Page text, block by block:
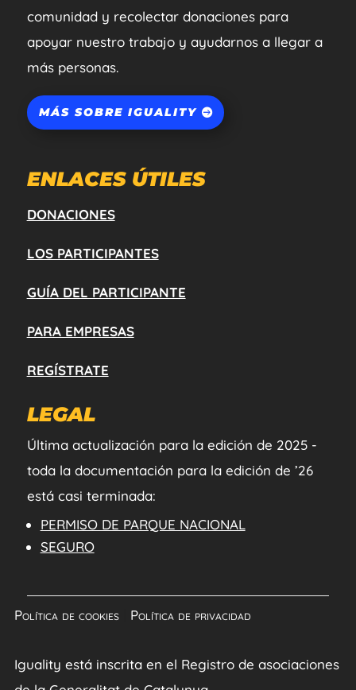
comunidad y recolectar donaciones para
apoyar nuestro trabajo y ayudarnos a llegar a
más personas.
MÁS SOBRE IGUALITY
ENLACES ÚTILES
DONACIONES
LOS PARTICIPANTES
GUÍA DEL PARTICIPANTE
PARA EMPRESAS
REGÍSTRATE
LEGAL
Última actualización para la edición de 2025 -
toda la documentación para la edición de ’26
está casi terminada:
PERMISO DE PARQUE NACIONAL
SEGURO
Política de cookies| Política de privacidad
Iguality está inscrita en el Registro de asociaciones